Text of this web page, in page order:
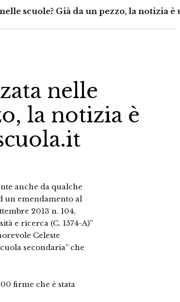
scuole? Già da un pezzo, la notizia
nelle
la notizia è
anche da qualche
un emendamento al
2013 n. 104,
e ricerca (C. 1574-A)”
Celeste
secondaria” che
firme che è stata